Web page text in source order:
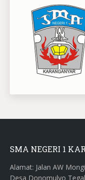
SMA NEGERI 1
Alamat: Jalan AW
Desa Donomulyo